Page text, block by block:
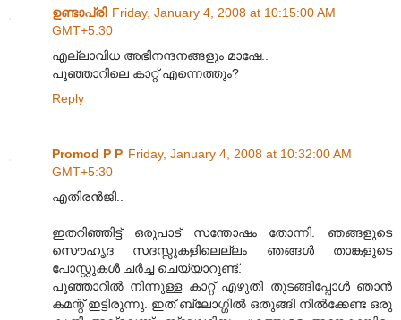
ഉണ്ടാപ്രി Friday, January 4, 2008 at 10:15:00 AM
GMT+5:30
എല്ലാവിധ അഭിനന്ദനങ്ങളും മാഷേ..
പൂഞ്ഞാറിലെ കാറ്റ് എന്നെത്തും?
Reply
Promod P P Friday, January 4, 2008 at 10:32:00 AM
GMT+5:30
എതിരന്‍‌ജി..
ഇതറിഞ്ഞിട്ട് ഒരുപാട് സന്തോഷം തോന്നി. ഞങ്ങളുടെ
സൌഹൃദ സദസ്സുകളിലെല്ലം ഞങ്ങള്‍ താങ്കളുടെ
പോസ്റ്റുകള്‍ ചര്‍ച്ച ചെയ്യാറുണ്ട്.
പൂഞ്ഞാറില്‍ നിന്നുള്ള കാറ്റ് എഴുതി തുടങ്ങിപ്പോള്‍ ഞാന്‍
കമന്റ് ഇട്ടിരുന്നു. ഇത് ബ്ലോഗ്ഗില്‍ ഒതുങ്ങി നില്‍ക്കേണ്ട ഒരു